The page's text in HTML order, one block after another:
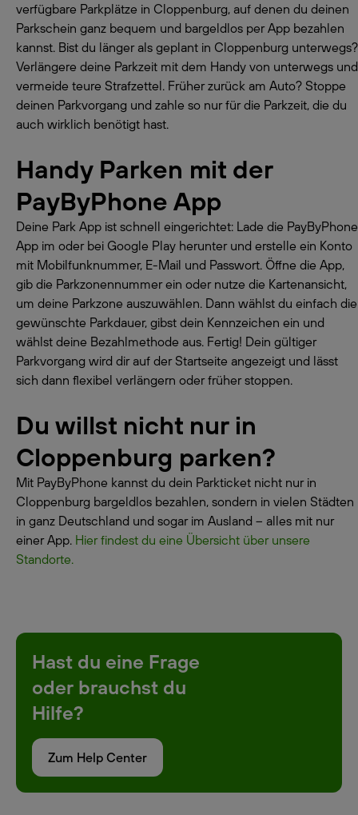
verfügbare Parkplätze in Cloppenburg, auf denen du deinen
Parkschein ganz bequem und bargeldlos per App bezahlen
kannst. Bist du länger als geplant in Cloppenburg unterwegs?
Verlängere deine Parkzeit mit dem Handy von unterwegs und
vermeide teure Strafzettel. Früher zurück am Auto? Stoppe
deinen Parkvorgang und zahle so nur für die Parkzeit, die du
auch wirklich benötigt hast.
Handy Parken mit der
PayByPhone App
Deine Park App ist schnell eingerichtet: Lade die PayByPhone
App im oder bei Google Play herunter und erstelle ein Konto
mit Mobilfunknummer, E-Mail und Passwort. Öffne die App,
gib die Parkzonennummer ein oder nutze die Kartenansicht,
um deine Parkzone auszuwählen. Dann wählst du einfach die
gewünschte Parkdauer, gibst dein Kennzeichen ein und
wählst deine Bezahlmethode aus. Fertig! Dein gültiger
Parkvorgang wird dir auf der Startseite angezeigt und lässt
sich dann flexibel verlängern oder früher stoppen.
Du willst nicht nur in
Cloppenburg parken?
Mit PayByPhone kannst du dein Parkticket nicht nur in
Cloppenburg bargeldlos bezahlen, sondern in vielen Städten
in ganz Deutschland und sogar im Ausland – alles mit nur
einer App. Hier findest du eine Übersicht über unsere
Standorte.
Hast du eine Frage
oder brauchst du
Hilfe?
Zum Help Center